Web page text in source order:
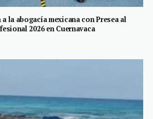
la abogacía mexicana con Presea al
2026 en Cuernavaca